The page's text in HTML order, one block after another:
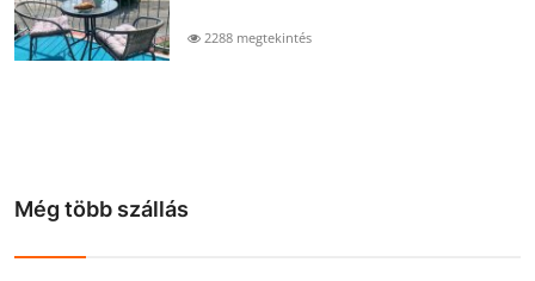
2288 megtekintés
Még több szállás